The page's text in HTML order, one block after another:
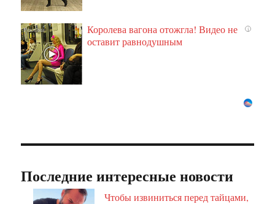
i
Королева вагона отожгла! Видео не
оставит равнодушным
Последние интересные новости
Чтобы извиниться перед тайцами,